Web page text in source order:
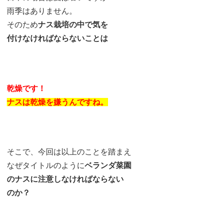
雨季はありません。
そのためナス栽培の中で気を
付けなければならないことは
乾燥です！
ナスは乾燥を嫌うんですね。
そこで、今回は以上のことを踏まえ
なぜタイトルのようにベランダ菜園
のナスに注意しなければならない
のか？